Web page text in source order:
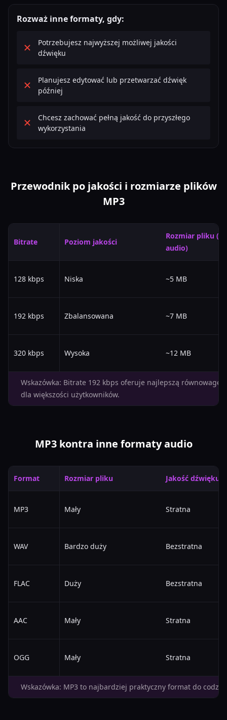
Rozważ inne formaty, gdy:
Potrzebujesz najwyższej możliwej jakości
dźwięku
Planujesz edytować lub przetwarzać dźwięk
później
Chcesz zachować pełną jakość do przyszłego
wykorzystania
Przewodnik po jakości i rozmiarze plików
MP3
Bitrate Poziom jakości
Rozmiar pliku (5
audio)
128 kbps Niska ~5 MB
192 kbps Zbalansowana ~7 MB
320 kbps Wysoka ~12 MB
Wskazówka: Bitrate 192 kbps oferuje najlepszą równowagę
dla większości użytkowników.
MP3 kontra inne formaty audio
Format Rozmiar pliku Jakość dźwięku
MP3 Mały Stratna
WAV Bardzo duży Bezstratna
FLAC Duży Bezstratna
AAC Mały Stratna
OGG Mały Stratna
Wskazówka: MP3 to najbardziej praktyczny format do